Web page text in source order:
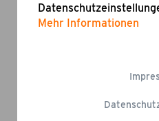
Mehr Informationen